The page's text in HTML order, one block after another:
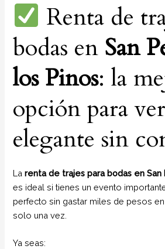
Renta de
bodas en San
los Pinos: la
opción para
elegante sin
Larenta de trajes para bodas en San
es ideal si tienes un evento
perfecto sin gastar miles de pesos
solo una vez.
Ya seas: